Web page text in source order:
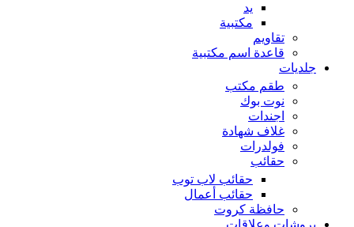
يد
مكتبية
تقاويم
قاعدة اسم مكتبية
جلديات
طقم مكتب
نوت بوك
اجندات
غلاف شهادة
فولدرات
حقائب
حقائب لاب توب
حقائب أعمال
حافظة كروت
بروشات وعلاقات